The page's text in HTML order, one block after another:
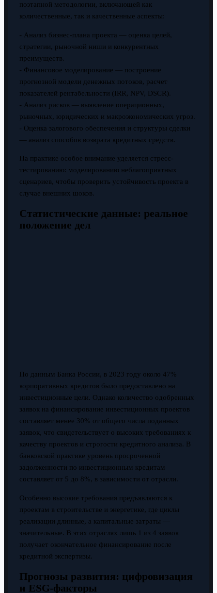
поэтапной методологии, включающей как
количественные, так и качественные аспекты:
- Анализ бизнес-плана проекта — оценка целей,
стратегии, рыночной ниши и конкурентных
преимуществ.
- Финансовое моделирование — построение
прогнозной модели денежных потоков, расчет
показателей рентабельности (IRR, NPV, DSCR).
- Анализ рисков — выявление операционных,
рыночных, юридических и макроэкономических угроз.
- Оценка залогового обеспечения и структуры сделки
— анализ способов возврата кредитных средств.
На практике особое внимание уделяется стресс-
тестированию: моделированию неблагоприятных
сценариев, чтобы проверить устойчивость проекта в
случае внешних шоков.
Статистические данные: реальное
положение дел
По данным Банка России, в 2023 году около 47%
корпоративных кредитов было предоставлено на
инвестиционные цели. Однако количество одобренных
заявок на финансирование инвестиционных проектов
составляет менее 30% от общего числа поданных
заявок, что свидетельствует о высоких требованиях к
качеству проектов и строгости кредитного анализа. В
банковской практике уровень просроченной
задолженности по инвестиционным кредитам
составляет от 5 до 8%, в зависимости от отрасли.
Особенно высокие требования предъявляются к
проектам в строительстве и энергетике, где циклы
реализации длинные, а капитальные затраты —
значительные. В этих отраслях лишь 1 из 4 заявок
получает окончательное финансирование после
кредитной экспертизы.
Прогнозы развития: цифровизация
и ESG-факторы